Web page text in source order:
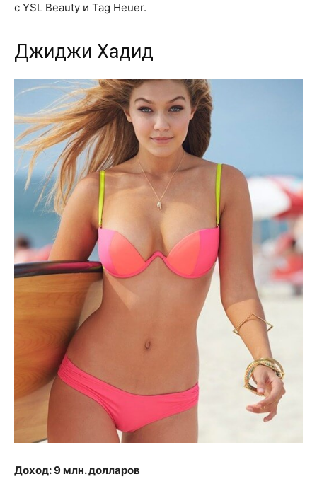
с YSL Beauty и Tag Heuer.
Джиджи Хадид
Доход: 9 млн. долларов